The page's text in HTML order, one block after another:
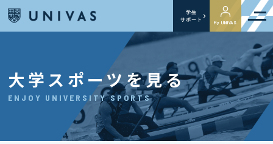
学生
サポート
My UNIVAS
大学スポーツを見る
ENJOY UNIVERSITY SPORTS